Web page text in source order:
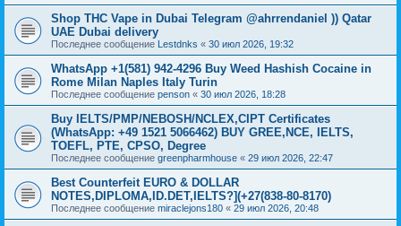
Shop THC Vape in Dubai Telegram @ahrrendaniel )) Qatar
UAE Dubai delivery
Последнее сообщение Lestdnks « 30 июл 2026, 19:32
WhatsApp +1(581) 942-4296 Buy Weed Hashish Cocaine in
Rome Milan Naples Italy Turin
Последнее сообщение penson « 30 июл 2026, 18:28
Buy IELTS/PMP/NEBOSH/NCLEX,CIPT Certificates
(WhatsApp: +49 1521 5066462) BUY GREE,NCE, IELTS,
TOEFL, PTE, CPSO, Degree
Последнее сообщение greenpharmhouse « 29 июл 2026, 22:47
Best Counterfeit EURO & DOLLAR
NOTES,DIPLOMA,ID.DET,IELTS?](+27(838-80-8170)
Последнее сообщение miraclejons180 « 29 июл 2026, 20:48